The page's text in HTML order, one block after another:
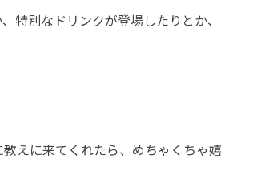
特別なドリンクが登場したりとか、
えに来てくれたら、めちゃくちゃ嬉